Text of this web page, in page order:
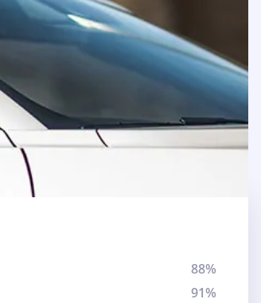
88%
91%